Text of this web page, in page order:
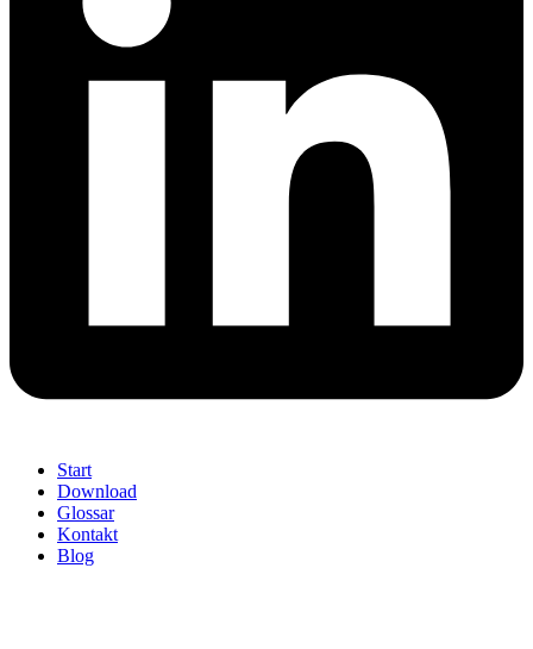
Start
Download
Glossar
Kontakt
Blog